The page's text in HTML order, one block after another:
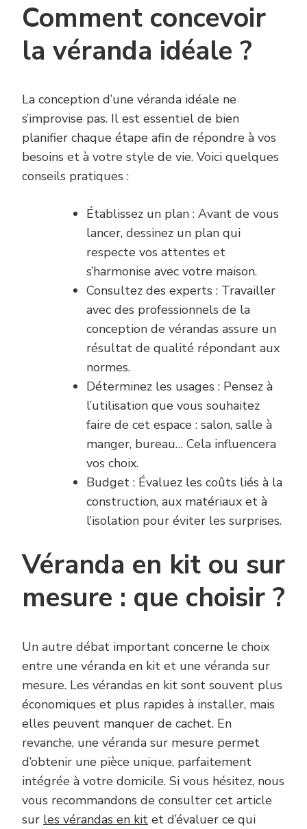
Comment concevoir
la véranda idéale ?
La conception d’une véranda idéale ne
s’improvise pas. Il est essentiel de bien
planifier chaque étape afin de répondre à vos
besoins et à votre style de vie. Voici quelques
conseils pratiques :
Établissez un plan : Avant de vous
lancer, dessinez un plan qui
respecte vos attentes et
s’harmonise avec votre maison.
Consultez des experts : Travailler
avec des professionnels de la
conception de vérandas assure un
résultat de qualité répondant aux
normes.
Déterminez les usages : Pensez à
l’utilisation que vous souhaitez
faire de cet espace : salon, salle à
manger, bureau… Cela influencera
vos choix.
Budget : Évaluez les coûts liés à la
construction, aux matériaux et à
l’isolation pour éviter les surprises.
Véranda en kit ou sur
mesure : que choisir ?
Un autre débat important concerne le choix
entre une véranda en kit et une véranda sur
mesure. Les vérandas en kit sont souvent plus
économiques et plus rapides à installer, mais
elles peuvent manquer de cachet. En
revanche, une véranda sur mesure permet
d’obtenir une pièce unique, parfaitement
intégrée à votre domicile. Si vous hésitez, nous
vous recommandons de consulter cet article
sur les vérandas en kit et d’évaluer ce qui